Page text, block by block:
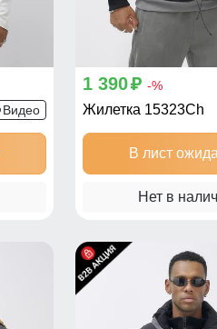
Видео
1 390p -%
Жилетка 15323Ch
В лист
Нет в